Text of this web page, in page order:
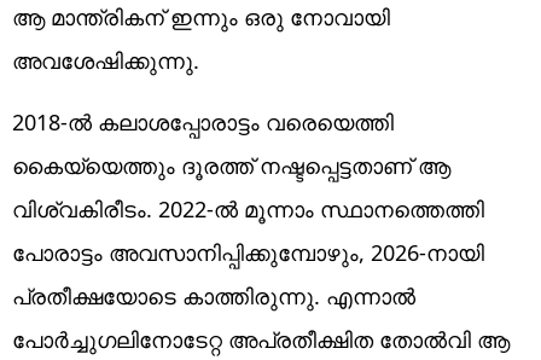
ആ മാന്ത്രികന് ഇന്നും ഒരു നോവായി
അവശേഷിക്കുന്നു.
2018-ല്‍ കലാശപ്പോരാട്ടം വരെയെത്തി
കൈയ്യെത്തും ദൂരത്ത് നഷ്ടപ്പെട്ടതാണ് ആ
വിശ്വകിരീടം. 2022-ല്‍ മൂന്നാം സ്ഥാനത്തെത്തി
പോരാട്ടം അവസാനിപ്പിക്കുമ്പോഴും, 2026-നായി
പ്രതീക്ഷയോടെ കാത്തിരുന്നു. എന്നാല്‍
പോര്‍ച്ചുഗലിനോടേറ്റ അപ്രതീക്ഷിത തോല്‍വി ആ